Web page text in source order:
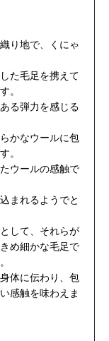
り地で、くにゃ
た毛足を携えて
。
る弾力を感じる
かなウールに包
。
ウールの感触で
まれるようでと
して、それらが
め細かな毛足で
体に伝わり、包
感触を味わえま